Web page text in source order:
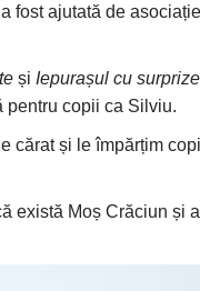
fost ajutată de
și Iepurașul cu surprize
pentru copii ca Silviu.
cărat și le împărțim
există Moș Crăciun și